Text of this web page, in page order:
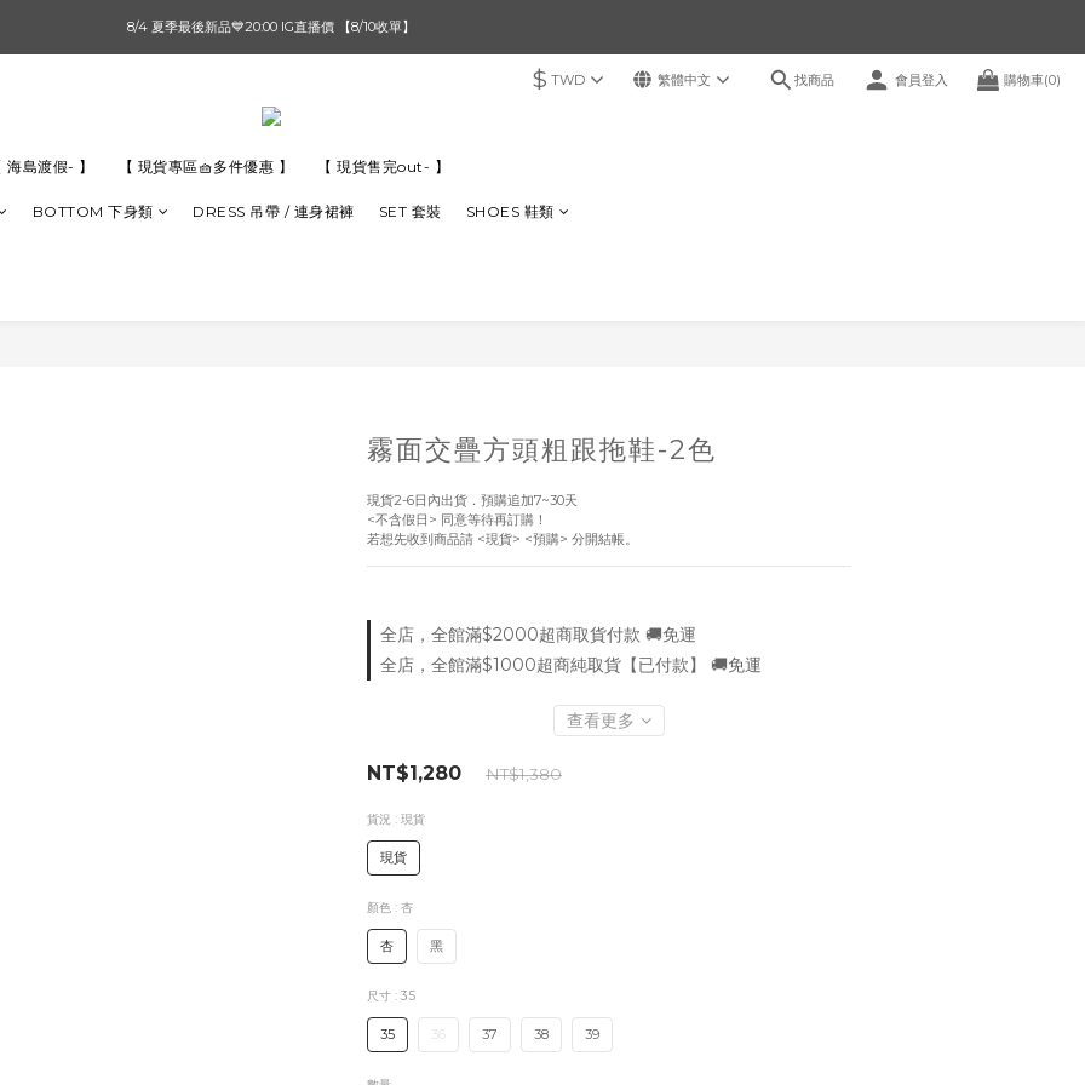
單筆滿$1000【先付款】 / 滿$2000【超取付款】 🚚免運費
8/4 夏季最後新品💙20:00 IG直播價 【8/10收單】
$ TWD 繁體中文 找商品 會員登入 購物車(0)
海島渡假- 】 【 現貨專區🧺多件優惠 】 【 現貨售完out- 】
BOTTOM 下身類 DRESS 吊帶 / 連身裙褲 SET 套裝 SHOES 鞋類
霧面交疊方頭粗跟拖鞋-2色
現貨2-6日內出貨．預購追加7~30天
<不含假日> 同意等待再訂購！
若想先收到商品請 <現貨> <預購> 分開結帳。
全店，全館滿$2000超商取貨付款 🚚免運
全店，全館滿$1000超商純取貨【已付款】 🚚免運
查看更多
NT$1,280 NT$1,380
貨況 : 現貨
現貨
顏色 : 杏
杏 黑
尺寸 : 35
35 36 37 38 39